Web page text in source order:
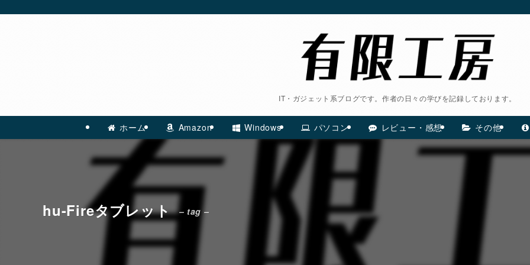
IT・ガジェット系ブログです。作者の日々の学びを記録しております。
ホーム Amazon Windows パソコン レビュー・感想 その他
hu-Fireタブレット – tag –